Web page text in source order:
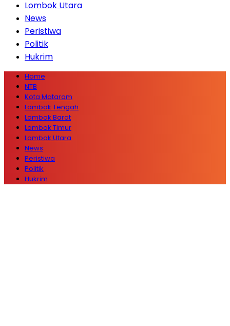
Lombok Utara
News
Peristiwa
Politik
Hukrim
Home
NTB
Kota Mataram
Lombok Tengah
Lombok Barat
Lombok Timur
Lombok Utara
News
Peristiwa
Politik
Hukrim